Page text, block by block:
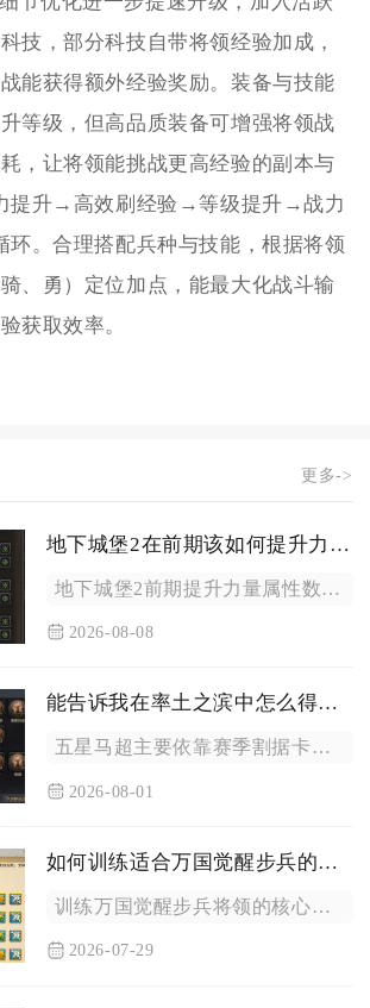
技，部分科技自带将领经验加成，
能获得额外经验奖励。装备与技能
等级，但高品质装备可增强将领战
，让将领能挑战更高经验的副本与
提升→高效刷经验→等级提升→战力
环。合理搭配兵种与技能，根据将领
、勇）定位加点，能最大化战斗输
获取效率。
更多->
地下城堡2在前期该如何提升力量属性的数值
地下城堡2前期提升力量属性数值，核心思路为先筛选高力量成长英...
2026-08-08
能告诉我在率土之滨中怎么得到五星马超吗
五星马超主要依靠赛季割据卡包、征服卡包、群雄名将卡包抽取获得...
2026-08-01
如何训练适合万国觉醒步兵的将领
训练万国觉醒步兵将领的核心思路是先区分将领定位集中投入资源，...
2026-07-29